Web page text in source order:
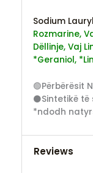
Sodium
Rozmarine,
Dëllinje, Vaj
*Geraniol,
🟢Përbërësit
⚫Sintetikë
*ndodh
Reviews